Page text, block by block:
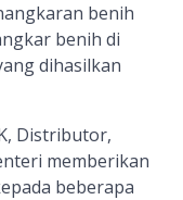
benih
benih di
dihasilkan
Distributor,
memberikan
beberapa